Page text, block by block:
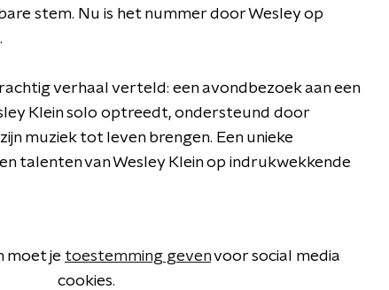
stem. Nu is het nummer door Wesley op
verhaal verteld: een avondbezoek aan een
Klein solo optreedt, ondersteund door
muziek tot leven brengen. Een unieke
talenten van Wesley Klein op indrukwekkende
moet je toestemming gevenvoor social media
cookies.